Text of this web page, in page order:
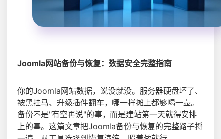
Joomla网站备份与恢复：数据安全完整指南
你的Joomla网站数据，说没就没。服务器硬盘坏了、
被黑挂马、升级插件翻车，哪一样摊上都够喝一壶。
备份不是"有空再说"的事，而是建站第一天就得安排
上的事。这篇文章把Joomla备份与恢复的完整路子捋